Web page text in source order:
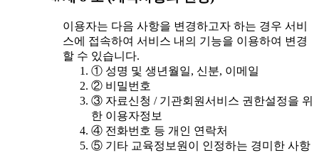
이용자는 다음 사항을 변경하고자 하는 경우 서비
스에 접속하여 서비스 내의 기능을 이용하여 변경
할 수 있습니다.
① 성명 및 생년월일, 신분, 이메일
② 비밀번호
③ 자료신청 / 기관회원서비스 권한설정을 위
한 이용자정보
④ 전화번호 등 개인 연락처
⑤ 기타 교육정보원이 인정하는 경미한 사항